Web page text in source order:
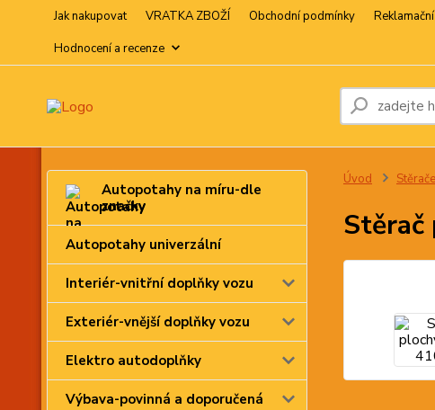
Jak nakupovat VRATKA ZBOŽÍ Obchodní podmínky
Hodnocení a recenze
Autopotahy na míru-dle
značky
Autopotahy univerzální
Interiér-vnitřní doplňky vozu
Exteriér-vnější doplňky vozu
Elektro autodoplňky
Výbava-povinná a doporučená
Úvod
Stěrač